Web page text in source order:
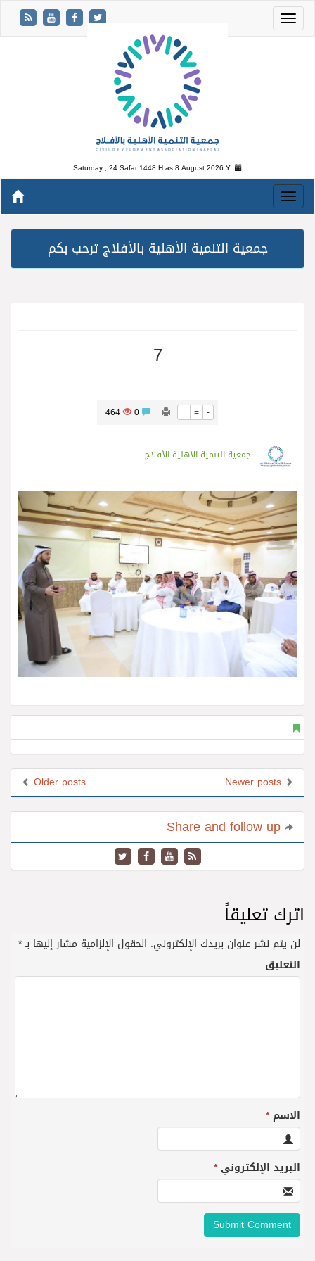
Saturday , 24 Safar 1448 H as8 August 2026 Y
جمعية التنمية الأهلية بالأفلاج ترحب بكم
7
+ = -
464
جمعية التنمية الأهلية الأفلاج
Older posts
اترك تعليقاً
لن يتم نشر عنوان بريدك الإلكتروني. الحقول الإلزامية مشار إليها بـ*
التعليق
الاسم*
البريد الإلكتروني*